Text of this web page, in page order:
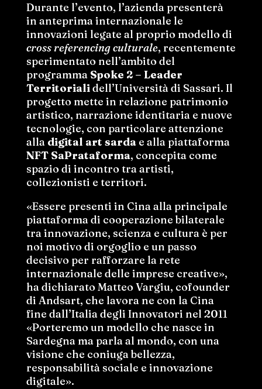
Durante l’evento, l’azienda presenterà
in anteprima internazionale le
innovazioni legate al proprio modello di
cross referencing culturale, recentemente
sperimentato nell’ambito del
programma Spoke 2 – Leader
Territorialidell’Università di Sassari. Il
progetto mette in relazione patrimonio
artistico, narrazione identitaria e nuove
tecnologie, con particolare attenzione
alla digital art sardae alla piattaforma
NFT SaPrataforma, concepita come
spazio di incontro tra artisti,
collezionisti e territori.
«Essere presenti in Cina alla principale
piattaforma di cooperazione bilaterale
tra innovazione, scienza e cultura è per
noi motivo di orgoglio e un passo
decisivo per rafforzare la rete
internazionale delle imprese creative»,
ha dichiarato Matteo Vargiu, cofounder
di Andsart, che lavora ne con la Cina
fine dall’Italia degli Innovatori nel 2011
«Porteremo un modello che nasce in
Sardegna ma parla al mondo, con una
visione che coniuga bellezza,
responsabilità sociale e innovazione
digitale».